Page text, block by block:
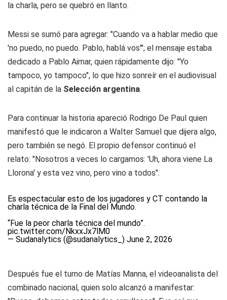
la charla, pero se quebró en llanto.
Messi se sumó para agregar: "Cuando va a hablar medio que
'no puedo, no puedo. Pablo, hablá vos'"; el mensaje estaba
dedicado a Pablo Aimar, quien rápidamente dijo: "Yo
tampoco, yo tampoco", lo que hizo sonreír en el audiovisual
al capitán de la Selección argentina.
Para continuar la historia apareció Rodrigo De Paul quien
manifestó que le indicaron a Walter Samuel que dijera algo,
pero también se negó. El propio defensor continuó el
relato: "Nosotros a veces lo cargamos: 'Uh, ahora viene La
Llorona' y esta vez vino, pero vino a todos".
Es espectacular esto de los jugadores y CT contando la
charla técnica de la Final del Mundo.
“Fue la peor charla técnica del mundo”.
pic.twitter.com/NkxxJx7lM0
— Sudanalytics (@sudanalytics_) June 2, 2026
Después fue el turno de Matías Manna, el videoanalista del
combinado nacional, quien solo alcanzó a manifestar: